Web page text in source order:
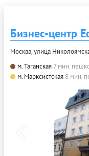
Бизнес-центр
Москва, улица
м. Таганская 7 мин.
м. Марксистская 8 мин.